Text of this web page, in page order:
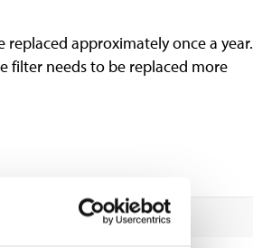
approximately once a year.
filter needs to be replaced more